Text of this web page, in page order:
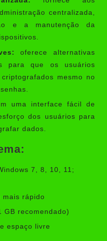
centralizada,
e a manutenção da
oferece alternativas
para que os usuários
mesmo no
uma interface fácil de
dos usuários para
dados.
7, 8, 10, 11;
mais rápido
GB recomendado)
espaço livre